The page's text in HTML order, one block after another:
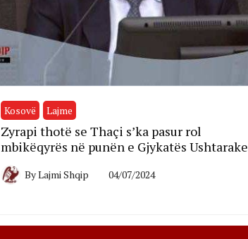
Kosovë Lajme
Zyrapi thotë se Thaçi s’ka pasur rol
mbikëqyrës në punën e Gjykatës Ushtarake
ByLajmi Shqip 04/07/2024